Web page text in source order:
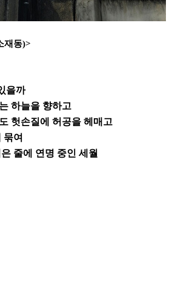
재동)>
을까
하늘을 향하고
헛손질에 허공을 헤매고
묶여
줄에 연명 중인 세월